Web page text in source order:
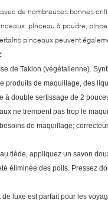
de nombreuses bonnes
pinceau à poudre,
pinceaux peuvent
de Taklon (végétalienne).
produits de maquillage, des
à double sertissage de 2
ne trempent pas trop le
de maquillage;
tiède, appliquez un savon
éliminée des poils. Pressez
luxe est parfait pour les